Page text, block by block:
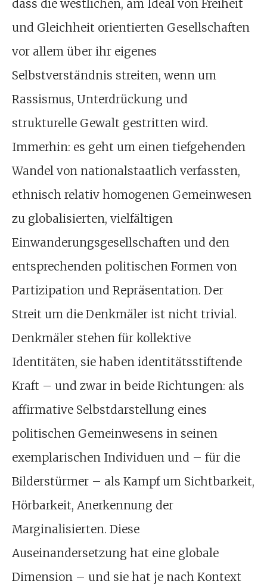
dass die westlichen, am Ideal von Freiheit
und Gleichheit orientierten Gesellschaften
vor allem über ihr eigenes
Selbstverständnis streiten, wenn um
Rassismus, Unterdrückung und
strukturelle Gewalt gestritten wird.
Immerhin: es geht um einen tiefgehenden
Wandel von nationalstaatlich verfassten,
ethnisch relativ homogenen Gemeinwesen
zu globalisierten, vielfältigen
Einwanderungsgesellschaften und den
entsprechenden politischen Formen von
Partizipation und Repräsentation. Der
Streit um die Denkmäler ist nicht trivial.
Denkmäler stehen für kollektive
Identitäten, sie haben identitätsstiftende
Kraft – und zwar in beide Richtungen: als
affirmative Selbstdarstellung eines
politischen Gemeinwesens in seinen
exemplarischen Individuen und – für die
Bilderstürmer – als Kampf um Sichtbarkeit,
Hörbarkeit, Anerkennung der
Marginalisierten. Diese
Auseinandersetzung hat eine globale
Dimension – und sie hat je nach Kontext